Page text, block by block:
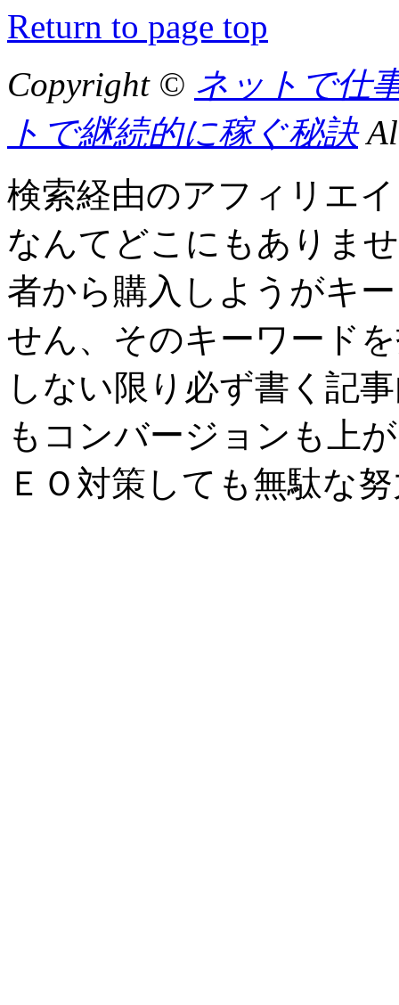
Return to page top
Copyright © ネットで仕
トで継続的に稼ぐ秘訣
検索経由のアフィリエ
なんてどこにもありま
者から購入しようがキ
せん、そのキーワード
しない限り必ず書く記
もコンバージョンも上
ＥＯ対策しても無駄な